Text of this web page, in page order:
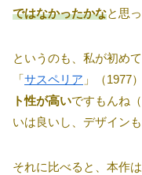
ではなかったかなと思
というのも、私が初め
「サスペリア 」（1977
ト性が高いですもんね
いは良いし、デザインも
それに比べると、本作は